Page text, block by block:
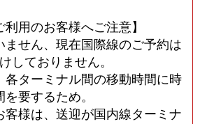
利用のお客様へご注意】
ません、現在国際線のご予約は
しておりません。
各ターミナル間の移動時間に時
を要するため。
客様は、送迎が国内線ターミナ